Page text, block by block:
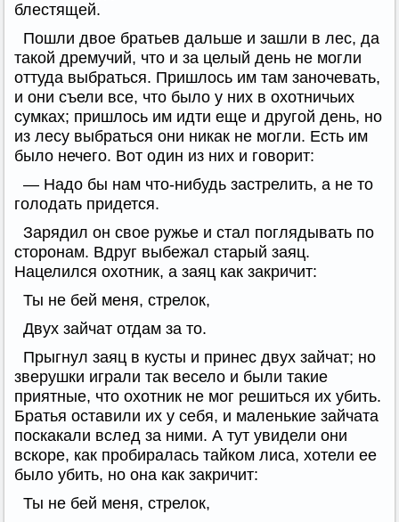
блестящей.
Пошли двое братьев дальше и зашли в лес, да
такой дремучий, что и за целый день не могли
оттуда выбраться. Пришлось им там заночевать,
и они съели все, что было у них в охотничьих
сумках; пришлось им идти еще и другой день, но
из лесу выбраться они никак не могли. Есть им
было нечего. Вот один из них и говорит:
— Надо бы нам что-нибудь застрелить, а не то
голодать придется.
Зарядил он свое ружье и стал поглядывать по
сторонам. Вдруг выбежал старый заяц.
Нацелился охотник, а заяц как закричит:
Ты не бей меня, стрелок,
Двух зайчат отдам за то.
Прыгнул заяц в кусты и принес двух зайчат; но
зверушки играли так весело и были такие
приятные, что охотник не мог решиться их убить.
Братья оставили их у себя, и маленькие зайчата
поскакали вслед за ними. А тут увидели они
вскоре, как пробиралась тайком лиса, хотели ее
было убить, но она как закричит:
Ты не бей меня, стрелок,